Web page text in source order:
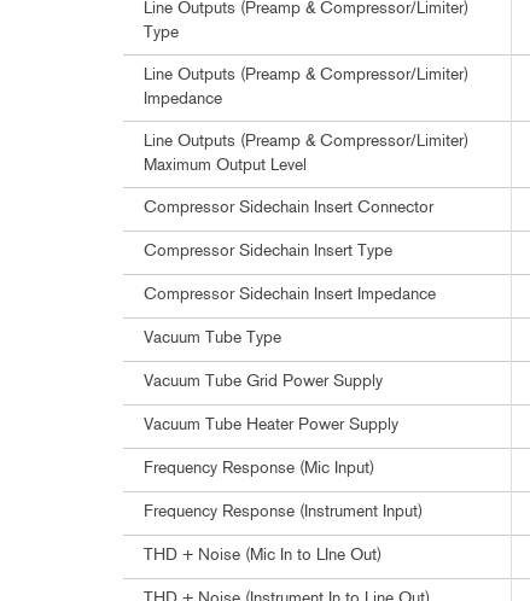
Line Outputs (Preamp & Compressor/Limiter)
Type
Line Outputs (Preamp & Compressor/Limiter)
Impedance
Line Outputs (Preamp & Compressor/Limiter)
Maximum Output Level
Compressor Sidechain Insert Connector
Compressor Sidechain Insert Type
Compressor Sidechain Insert Impedance
Vacuum Tube Type
Vacuum Tube Grid Power Supply
Vacuum Tube Heater Power Supply
Frequency Response (Mic Input)
Frequency Response (Instrument Input)
THD + Noise (Mic In to LIne Out)